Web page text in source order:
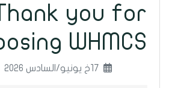
you for
WHMCS!